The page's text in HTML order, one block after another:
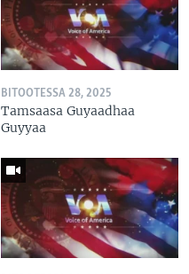
BITOOTESSA 28, 2025
Tamsaasa Guyaadhaa
Guyyaa